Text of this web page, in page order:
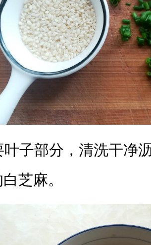
叶子部分，清洗干净
芝麻。